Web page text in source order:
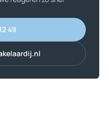
49
49